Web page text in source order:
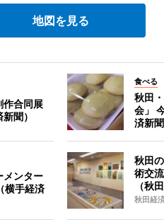
地図を見る
作合同展
聞）
食べる
秋田
会」
済新聞
メンター
横手経済
秋田
術交
（秋
秋田経